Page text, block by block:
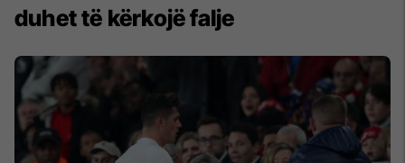
duhet të kërkojë falje